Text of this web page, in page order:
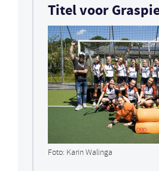
Titel voor
Foto: Karin Walinga